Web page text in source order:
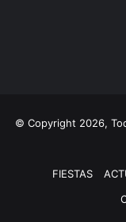
© Copyright 2026,
FIESTAS